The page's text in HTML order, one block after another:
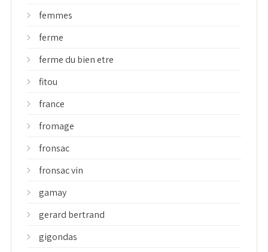
femmes
ferme
ferme du bien etre
fitou
france
fromage
fronsac
fronsac vin
gamay
gerard bertrand
gigondas